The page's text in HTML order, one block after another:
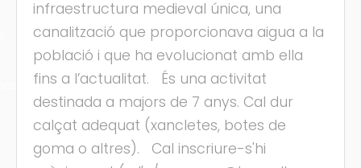
infraestructura medieval única, una
canalització que proporcionava aigua a la
població i que ha evolucionat amb ella
fins a l’actualitat. És una activitat
destinada a majors de 7 anys. Cal dur
calçat adequat (xancletes, botes de
goma o altres). Cal inscriure-s'hi